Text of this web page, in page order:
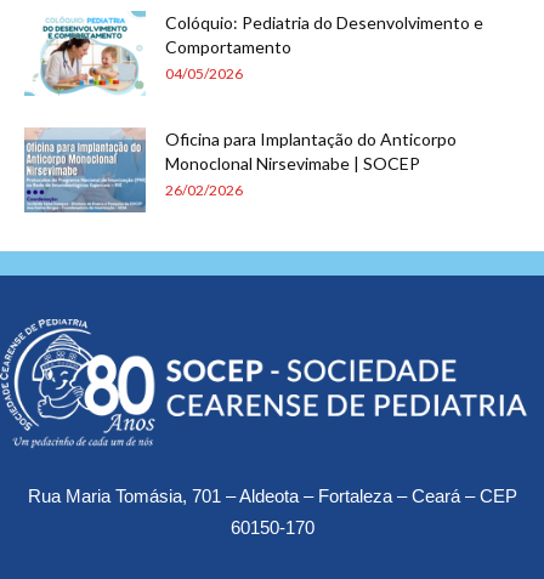
Colóquio: Pediatria do Desenvolvimento e
Comportamento
04/05/2026
Oficina para Implantação do Anticorpo
Monoclonal Nirsevimabe | SOCEP
26/02/2026
Rua Maria Tomásia, 701 – Aldeota – Fortaleza – Ceará – CEP
60150-170